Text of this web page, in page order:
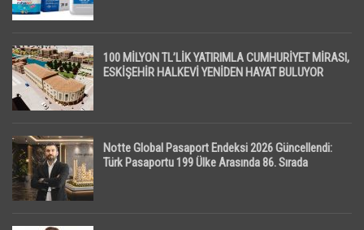
100 MİLYON TL’LİK YATIRIMLA CUMHURİYET MİRASI,
ESKİŞEHİR HALKEVİ YENİDEN HAYAT BULUYOR
Notte Global Pasaport Endeksi 2026 Güncellendi:
Türk Pasaportu 199 Ülke Arasında 86. Sırada